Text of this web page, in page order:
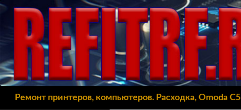
Ремонт принтеров, компьютеров. Расходка, Omoda C5